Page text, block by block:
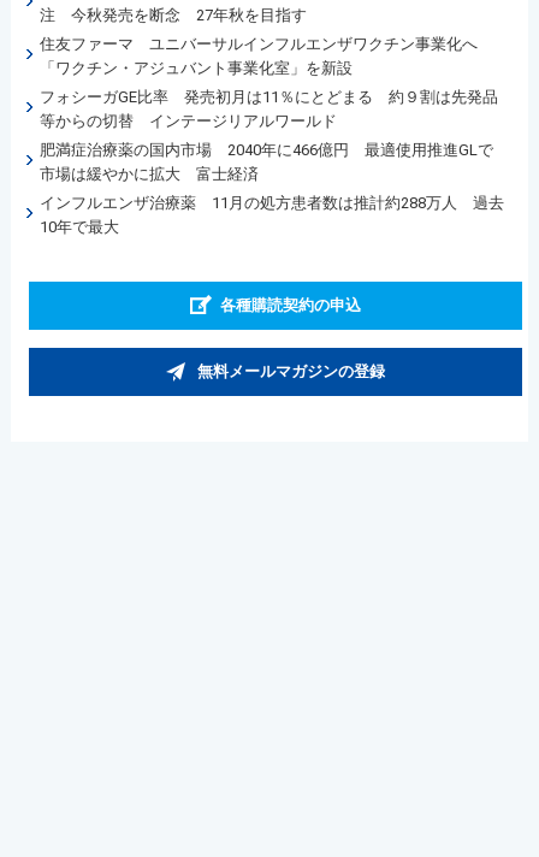
注 今秋発売を断念 27年秋を目指す
住友ファーマ ユニバーサルインフルエンザワクチン事業化へ
「ワクチン・アジュバント事業化室」を新設
フォシーガGE比率 発売初月は11％にとどまる 約９割は先発品
等からの切替 インテージリアルワールド
肥満症治療薬の国内市場 2040年に466億円 最適使用推進GLで
市場は緩やかに拡大 富士経済
インフルエンザ治療薬 11月の処方患者数は推計約288万人 過去
10年で最大
各種購読契約の申込
無料メールマガジンの登録